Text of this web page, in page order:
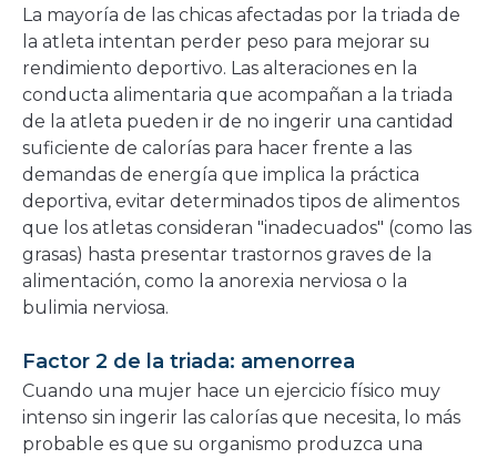
La mayoría de las chicas afectadas por la triada de
la atleta intentan perder peso para mejorar su
rendimiento deportivo. Las alteraciones en la
conducta alimentaria que acompañan a la triada
de la atleta pueden ir de no ingerir una cantidad
suficiente de calorías para hacer frente a las
demandas de energía que implica la práctica
deportiva, evitar determinados tipos de alimentos
que los atletas consideran "inadecuados" (como las
grasas) hasta presentar trastornos graves de la
alimentación, como la anorexia nerviosa o la
bulimia nerviosa.
Factor 2 de la triada: amenorrea
Cuando una mujer hace un ejercicio físico muy
intenso sin ingerir las calorías que necesita, lo más
probable es que su organismo produzca una